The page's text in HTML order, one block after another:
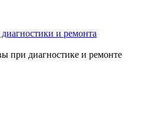
и ремонта
при диагностике и ремонте